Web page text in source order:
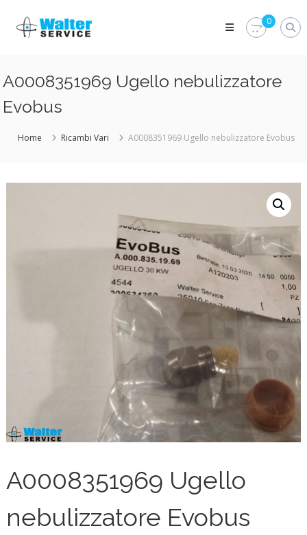
content
Walter
Service
parti
del
veicolo?
Service
0
A0008351969 Ugello nebulizzatore
Evobus
Home Ricambi Vari A0008351969 Ugello nebulizzatore Evobus
A0008351969 Ugello
nebulizzatore Evobus